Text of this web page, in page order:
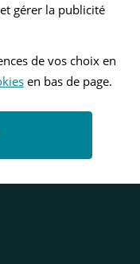
gérer la publicité
de vos choix en
en bas de page.